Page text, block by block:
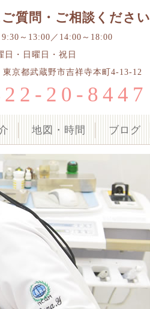
質問・ご相談ください
～13:00／14:00～18:00
・日曜日・祝日
京都武蔵野市吉祥寺本町4-13-12
20-8447
地図・時間 ブログ